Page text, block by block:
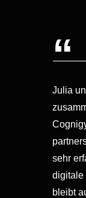
“
Julia
sehr
digitale
bleibt